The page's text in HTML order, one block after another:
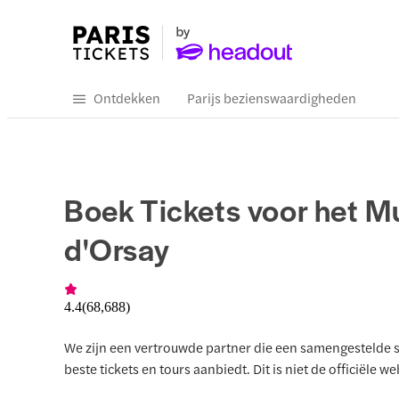
Ontdekken Parijs bezienswaardigheden
Boek Tickets voor het
d'Orsay
4.4(68,688)
We zijn een vertrouwde partner die een samengestelde
beste tickets en tours aanbiedt. Dit is niet de officiële